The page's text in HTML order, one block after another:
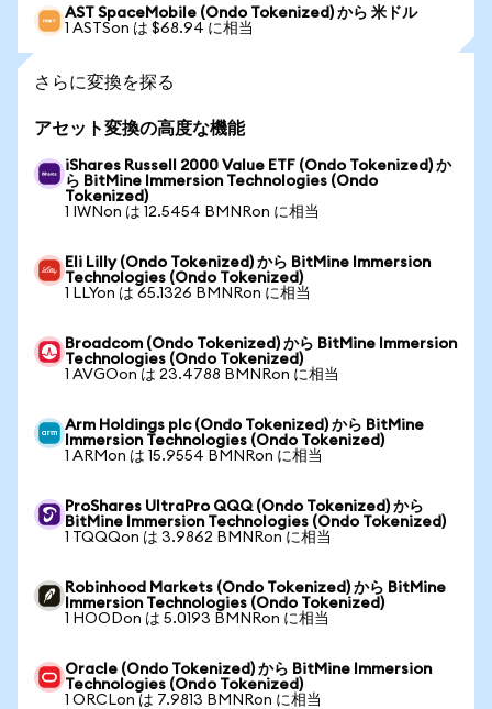
AST SpaceMobile (Ondo Tokenized) から 米ドル
1 ASTSon は $68.94 に相当
さらに変換を探る
アセット変換の高度な機能
iShares Russell 2000 Value ETF (Ondo Tokenized) か
ら BitMine Immersion Technologies (Ondo
Tokenized)
1 IWNon は 12.5454 BMNRon に相当
Eli Lilly (Ondo Tokenized) から BitMine Immersion
Technologies (Ondo Tokenized)
1 LLYon は 65.1326 BMNRon に相当
Broadcom (Ondo Tokenized) から BitMine Immersion
Technologies (Ondo Tokenized)
1 AVGOon は 23.4788 BMNRon に相当
Arm Holdings plc (Ondo Tokenized) から BitMine
Immersion Technologies (Ondo Tokenized)
1 ARMon は 15.9554 BMNRon に相当
ProShares UltraPro QQQ (Ondo Tokenized) から
BitMine Immersion Technologies (Ondo Tokenized)
1 TQQQon は 3.9862 BMNRon に相当
Robinhood Markets (Ondo Tokenized) から BitMine
Immersion Technologies (Ondo Tokenized)
1 HOODon は 5.0193 BMNRon に相当
Oracle (Ondo Tokenized) から BitMine Immersion
Technologies (Ondo Tokenized)
1 ORCLon は 7.9813 BMNRon に相当